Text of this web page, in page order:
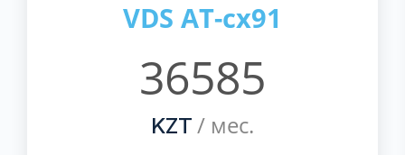
VDS AT-cx91
36585
KZT / мес.